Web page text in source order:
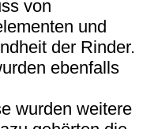
von
und
der Rinder.
ebenfalls
wurden weitere